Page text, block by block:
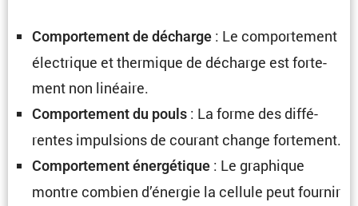
Compor­te­ment de décharge : Le compor­te­ment
électrique et thermique de décharge est forte­
ment non linéaire.
Compor­te­ment du pouls : La forme des diffé­
rentes impul­sions de courant change fortement.
Compor­te­ment énergé­tique : Le graphique
montre combien d’énergie la cellule peut fournir